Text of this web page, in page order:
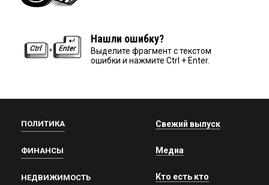
Нашли ошибку?
Выделите фрагмент с текстом
ошибки и нажмите Ctrl + Enter.
ПОЛИТИКА
ФИНАНСЫ
НЕДВИЖИМОСТЬ
Свежий выпуск
Медиа
Кто есть кто